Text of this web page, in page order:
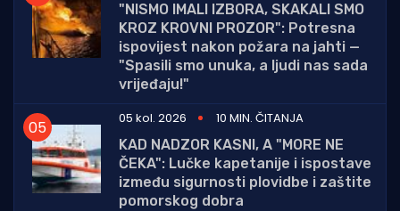
"NISMO IMALI IZBORA, SKAKALI SMO
KROZ KROVNI PROZOR": Potresna
ispovijest nakon požara na jahti —
"Spasili smo unuka, a ljudi nas sada
vrijeđaju!"
05 kol. 2026
10 MIN. ČITANJA
KAD NADZOR KASNI, A "MORE NE
ČEKA": Lučke kapetanije i ispostave
između sigurnosti plovidbe i zaštite
pomorskog dobra